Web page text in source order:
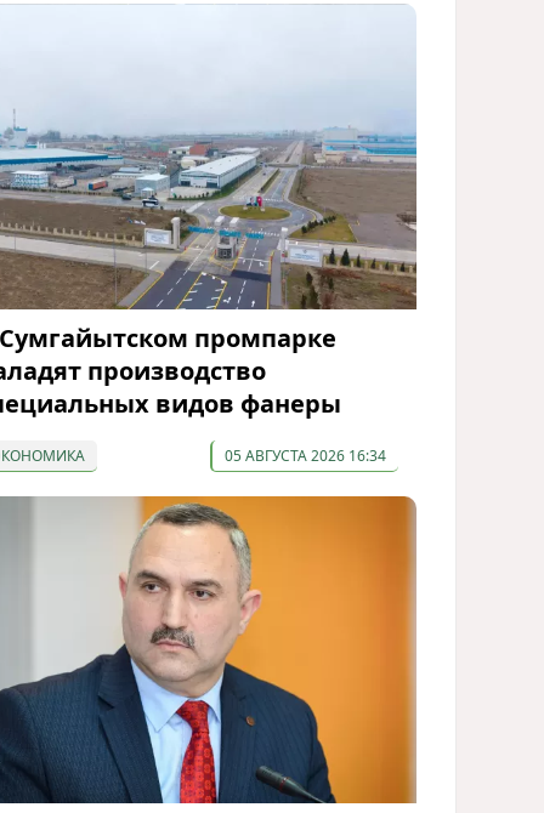
промпарке
производство
видов фанеры
05 АВГУСТА 2026 16:34